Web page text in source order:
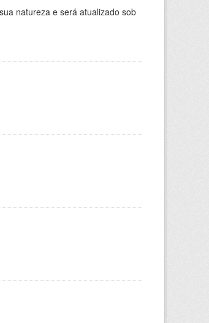
natureza e será atualizado sob